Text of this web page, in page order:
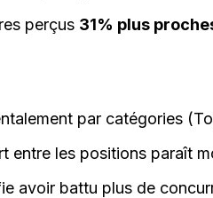
perçus 31% plus
par catégories
entre les positions paraît
avoir battu plus de